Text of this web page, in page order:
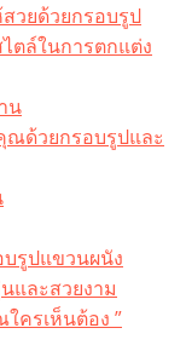
วยด้วยกรอบรูป
ตล์ในการตกแต่ง
น
ด้วยกรอบรูปและ
รูปแขวนผนัง
และสวยงาม
ครเห็นต้อง ”